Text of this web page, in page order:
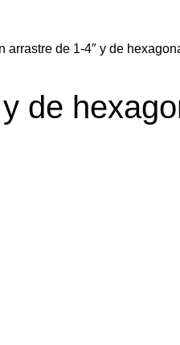
arrastre de 1-4″ y de
de